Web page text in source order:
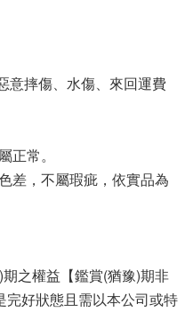
意摔傷、水傷、來回運費
正常。
差，不屬瑕疵，依實品為
之權益【鑑賞(猶豫)期非
好狀態且需以本公司或特